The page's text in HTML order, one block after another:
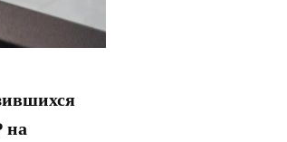
на